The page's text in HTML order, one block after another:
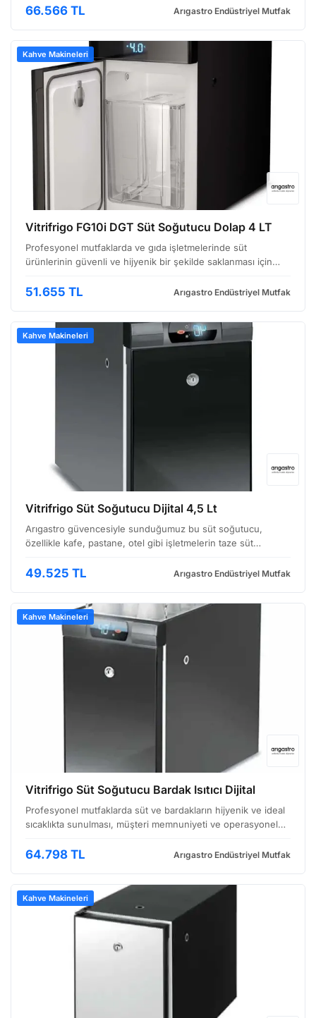
çözümdür. Vitrifriho’nun bu modeli, hem …
66.566 TL Arıgastro Endüstriyel Mutfak
Kahve Makineleri
Vitrifrigo FG10i DGT Süt Soğutucu Dolap 4 LT
Profesyonel mutfaklarda ve gıda işletmelerinde süt
ürünlerinin güvenli ve hijyenik bir şekilde saklanması için
kompakt tasarımı ve gelişmiş teknolojisiyle dikkat çekiy…
51.655 TL Arıgastro Endüstriyel Mutfak
Kahve Makineleri
Vitrifrigo Süt Soğutucu Dijital 4,5 Lt
Arıgastro güvencesiyle sunduğumuz bu süt soğutucu,
özellikle kafe, pastane, otel gibi işletmelerin taze süt
ve kompakt boyutuyla hem kullanım kolaylığı h…
49.525 TL Arıgastro Endüstriyel Mutfak
Kahve Makineleri
Vitrifrigo Süt Soğutucu Bardak Isıtıcı Dijital
Profesyonel mutfaklarda süt ve bardakların hijyenik ve ideal
sıcaklıkta sunulması, müşteri memnuniyeti ve operasyonel
sunulan bu süt soğutucu ve bardak ısıtıc…
64.798 TL Arıgastro Endüstriyel Mutfak
Kahve Makineleri